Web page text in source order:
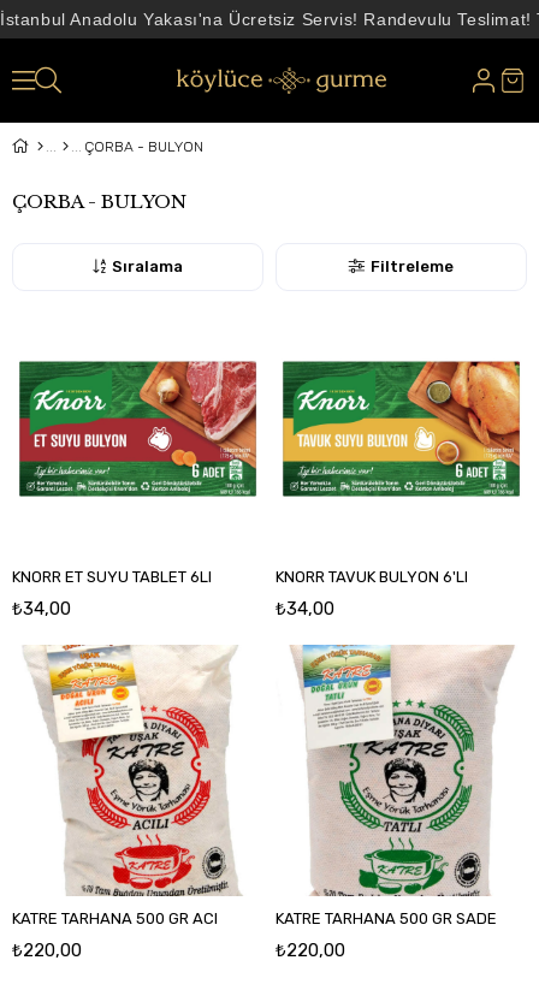
İstanbul Anadolu Yakası'na Ücretsiz Servis! Randevulu
ÇORBA - BULYON
ÇORBA - BULYON
Filtreleme
Sıralama
KNORR ET SUYU TABLET 6LI
₺34,00
KNORR TAVUK BULYON 6'LI
₺34,00
KATRE TARHANA 500 GR ACI
₺220,00
KATRE TARHANA 500 GR SADE
₺220,00